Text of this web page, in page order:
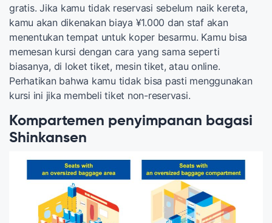
gratis. Jika kamu tidak reservasi sebelum naik kereta,
kamu akan dikenakan biaya ¥1.000 dan staf akan
menentukan tempat untuk koper besarmu. Kamu bisa
memesan kursi dengan cara yang sama seperti
biasanya, di loket tiket, mesin tiket, atau online.
Perhatikan bahwa kamu tidak bisa pasti menggunakan
kursi ini jika membeli tiket non-reservasi.
Kompartemen penyimpanan bagasi
Shinkansen